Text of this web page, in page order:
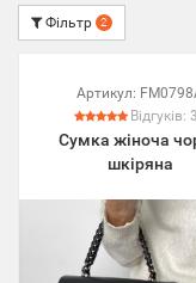
Фільтр 2
Артикул:
Відгуків:
Сумка жіноча
шкіряна